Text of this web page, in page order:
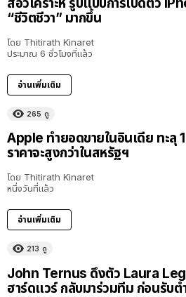
สื่อวิเคราะห์ รูปแบบการเปิดตัว
“ชีวิตชีวา” มากขึ้น
โดย Thitirath Kinaret
ประมาณ 6 ชั่วโมงที่แล้ว
อ่านเพิ่มเติม
265 ดู
Apple ทำยอดขายในอินเดีย ทะลุ
ราคาจะสูงกว่าในสหรัฐฯ
โดย Thitirath Kinaret
หนึ่งวันที่แล้ว
อ่านเพิ่มเติม
213 ดู
John Ternus ดึงตัว Laura
ฮาร์ดแวร์ กลับมาร่วมทีม ก่อนรับต